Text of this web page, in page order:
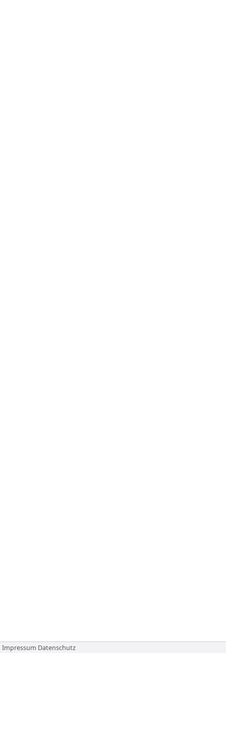
Impressum Datenschutz